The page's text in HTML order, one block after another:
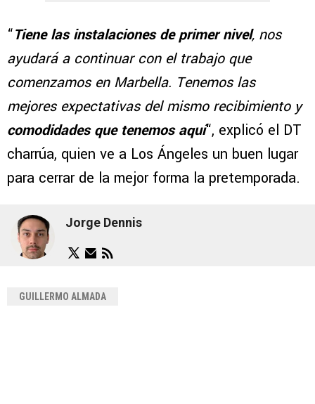
“Tiene las instalaciones de primer nivel, nos
ayudará a continuar con el trabajo que
comenzamos en Marbella. Tenemos las
mejores expectativas del mismo recibimiento y
comodidades que tenemos aquí“, explicó el DT
charrúa, quien ve a Los Ángeles un buen lugar
para cerrar de la mejor forma la pretemporada.
Jorge Dennis
GUILLERMO ALMADA